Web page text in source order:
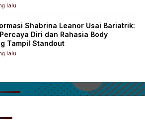
lalu
Shabrina Leanor Usai Bariatrik:
Diri dan Rahasia Body
Tampil Standout
lalu